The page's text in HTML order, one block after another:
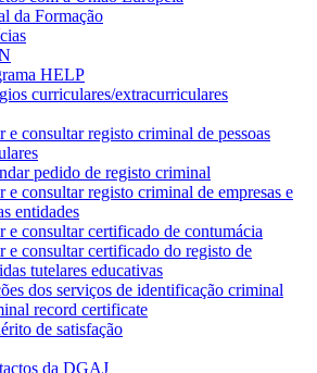
da Formação
HELP
curriculares/extracurriculares
e consultar registo criminal de pessoas
pedido de registo criminal
e consultar registo criminal de empresas e
entidades
e consultar certificado de contumácia
e consultar certificado do registo de
tutelares educativas
dos serviços de identificação criminal
record certificate
de satisfação
da DGAJ